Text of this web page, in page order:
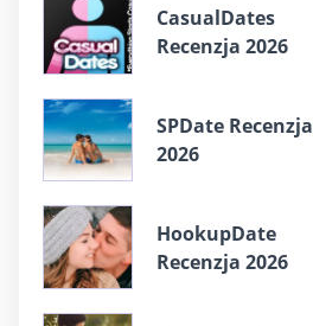
СasualDates
Recenzja 2026
SPDate Recenzja
2026
HookupDate
Recenzja 2026